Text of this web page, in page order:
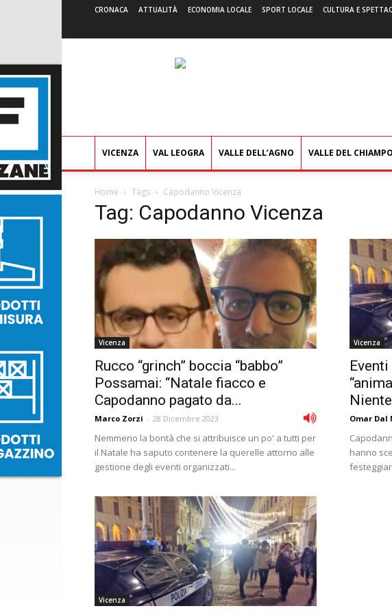
CRONACA ATTUALITÀ ECONOMIA LOCALE SPORT LOCALE CULTURA E
VICENZA VAL LEOGRA VALLE DELL’AGNO VALLE DEL CHIAMPO
Home Tags Capodanno Vicenza
Tag: Capodanno Vicenza
Vicenza
Rucco “grinch” boccia “babbo”
Possamai: “Natale fiacco e
Capodanno pagato da...
Marco Zorzi - 28 Dicembre 2023
Nemmeno la bontà che si attribuisce un po' a tutti per
il Natale ha saputo contenere la querelle attorno alle
gestione degli eventi organizzati...
Vicenza
Omar Dal
hanno
Vicenza